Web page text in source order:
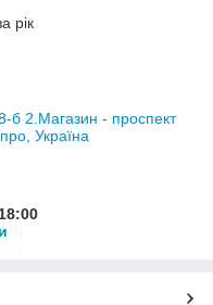
рік
б 2.Магазин - проспект
Україна